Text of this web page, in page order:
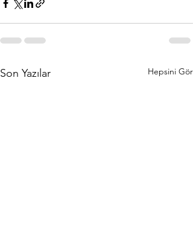
Son Yazılar Hepsini Gör